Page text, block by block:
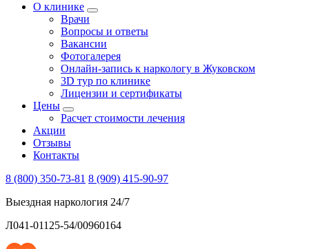
О клинике
Врачи
Вопросы и ответы
Вакансии
Фотогалерея
Онлайн-запись к наркологу в Жуковском
3D тур по клинике
Лицензии и сертификаты
Цены
Расчет стоимости лечения
Акции
Отзывы
Контакты
8 (800) 350-73-81 8 (909) 415-90-97
Выездная наркология 24/7
Л041-01125-54/00960164